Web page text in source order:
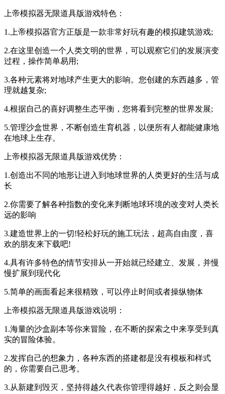
上帝模拟器无限道具版游戏特色：
1.上帝模拟器官方正版是一款非常好玩有趣的模拟建筑游戏;
2.在这里创造一个人类文明的世界，可以观察它们的发展演变
过程，操作简单易用;
3.各种元素将对地球产生更大的影响。您创建的东西越多，管
理就越复杂;
4.根据自己的喜好调整生态平衡，您将看到完整的世界发展;
5.管理沙盒世界，不断创造生育机器，以便所有人都能健康地
在地球上生存。
上帝模拟器无限道具版游戏优势：
1.创造出不同的地形让进入到地球世界的人类更好的生活与成
长
2.你需要了解各种指数的变化来判断地球环境的改变对人类长
远的影响
3.建造世界上的一切!轻松好玩的施工玩法，超高自由度，喜
欢的朋友来下载吧!
4.具有许多特色的情节安排从一开始就已经建立、发展，并慢
慢扩展到现代化
5.简单的画面看起来很精致，可以停止时间或者操纵物体
上帝模拟器无限道具版游戏说明：
1.海量的沙盒副本等你来冒险，在不断的探索之中来享受到真
实的冒险体验。
2.发挥自己的想象力，各种东西的搭建都是没有模板和样式
的，你需要自己思考。
3.从新建到毁灭，坚持得越久代表你管理得越好，反之则会显